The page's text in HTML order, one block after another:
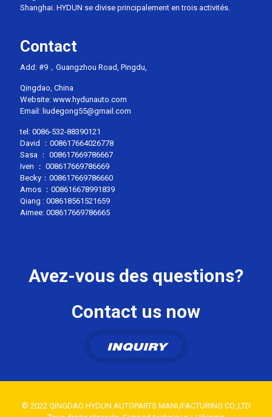
Shanghai. HYDUN se divise principalement en trois activités.
Contact
Add: #9，Guangzhou Road, Pingdu,
Qingdao, China
Website: www.hydunauto.com
Email: liudegong55@gmail.com
tel: 0086-532-88390121
David ： 008617664026778
Sasa ： 008617669786667
Iven ： 008617669786669
Becky： 008617669786660
Amos ： 008616678991839
Qiang : 008618561521659
Aimee: 008617669786665
Avez-vous des questions?
Contact us now
© 2022 QINGDAO HYDUN AUTOPARTS MANUFACTURING CO.,LTD